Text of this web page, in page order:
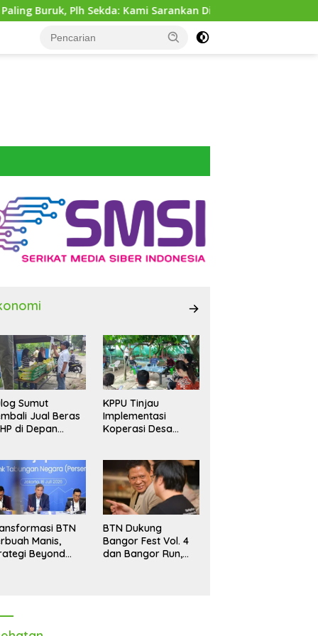
Kami Sarankan Dievaluasi Dinas SDABMBK
Sumut
Jual Beras
di Depan
Akhir Tahun
KPPU Tinjau
Implementasi
Koperasi Desa
BTN
Manis,
Beyond
BTN Dukung
Bangor Fest Vol. 4
dan Bangor Run,